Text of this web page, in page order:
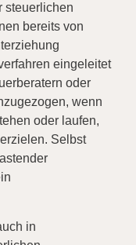
steuerlichen
bereits von
eingeleitet
oder
wenn
oder laufen,
Selbst
in